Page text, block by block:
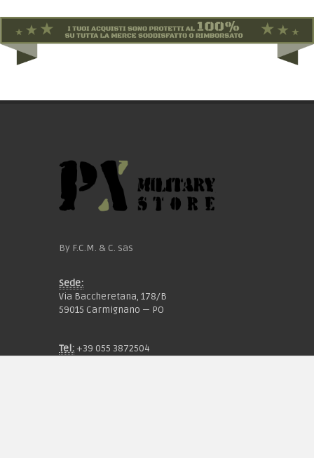
By F.C.M. & C. sas
Sede:
Via Baccheretana, 178/B
59015 Carmignano — PO
Tel: +39 055 3872504